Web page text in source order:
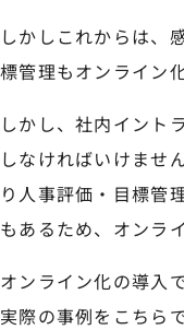
しかしこれからは、
標管理もオンライン
しかし、社内イント
しなければいけませ
り人事評価・目標管
もあるため、オンラ
オンライン化の導入
実際の事例をこちら